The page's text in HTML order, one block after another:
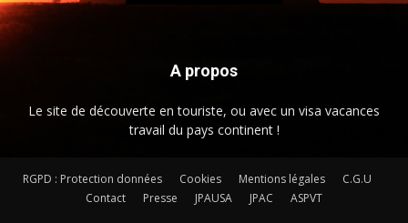
A propos
Le site de découverte en touriste, ou avec un visa vacances
travail du pays continent !
RGPD : Protection données Cookies Mentions légales
C.G.U
Contact
Presse JPAUSA JPAC ASPVT